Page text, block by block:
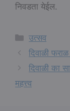
निवडता येईल.
Categories
उत्सव
दिवाळी
दिवाळी का
महत्त्व